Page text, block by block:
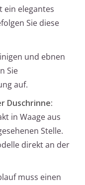
ein elegantes
Sie diese
und ebnen
Sie
auf.
Duschrinne:
in Waage aus
Stelle.
direkt an der
muss einen